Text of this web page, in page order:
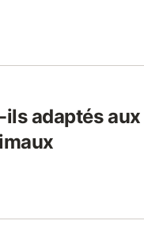
adaptés aux